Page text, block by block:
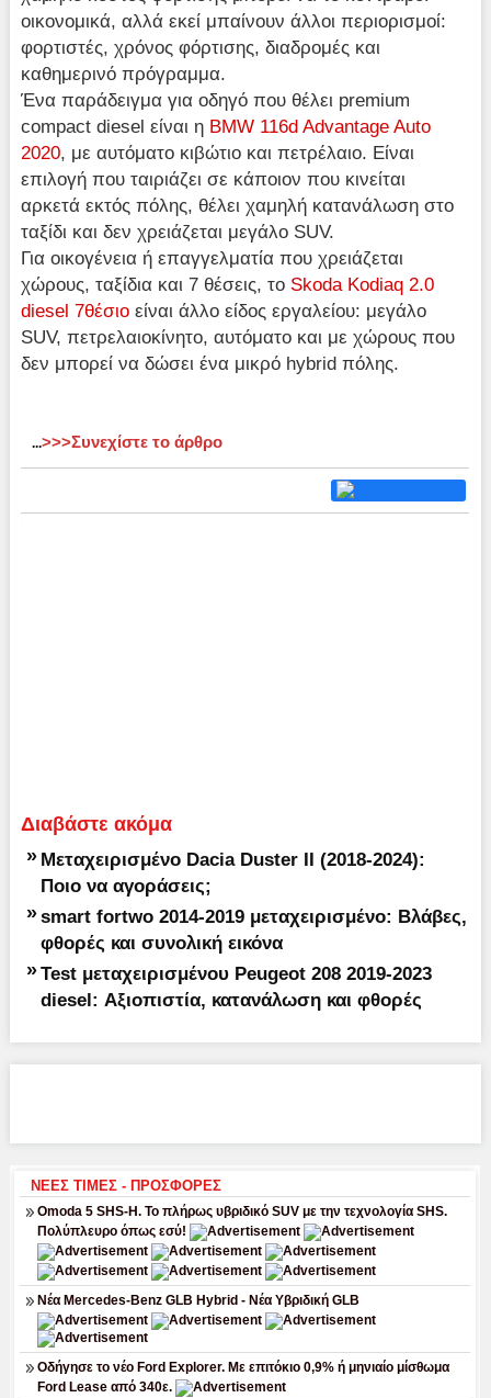
οικονομικά, αλλά εκεί μπαίνουν άλλοι περιορισμοί:
φορτιστές, χρόνος φόρτισης, διαδρομές και
καθημερινό πρόγραμμα.
Ένα παράδειγμα για οδηγό που θέλει premium
compact diesel είναι η BMW 116d Advantage Auto
2020, με αυτόματο κιβώτιο και πετρέλαιο. Είναι
επιλογή που ταιριάζει σε κάποιον που κινείται
αρκετά εκτός πόλης, θέλει χαμηλή κατανάλωση στο
ταξίδι και δεν χρειάζεται μεγάλο SUV.
Για οικογένεια ή επαγγελματία που χρειάζεται
χώρους, ταξίδια και 7 θέσεις, το Skoda Kodiaq 2.0
diesel 7θέσιο είναι άλλο είδος εργαλείου: μεγάλο
SUV, πετρελαιοκίνητο, αυτόματο και με χώρους που
δεν μπορεί να δώσει ένα μικρό hybrid πόλης.
...>>>Συνεχίστε το άρθρο
Διαβάστε ακόμα
» Μεταχειρισμένο Dacia Duster II (2018-2024):
Ποιο να αγοράσεις;
» smart fortwo 2014-2019 μεταχειρισμένο: Βλάβες,
φθορές και συνολική εικόνα
» Test μεταχειρισμένου Peugeot 208 2019-2023
diesel: Αξιοπιστία, κατανάλωση και φθορές